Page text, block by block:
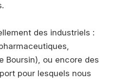
des industriels :
Boursin), ou encore des
pour lesquels nous